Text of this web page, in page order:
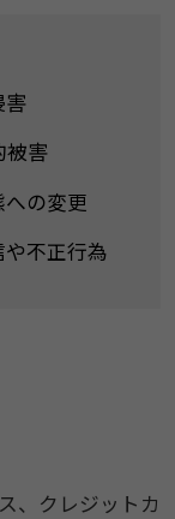
害
被害
の変更
不正行為
、クレジットカ